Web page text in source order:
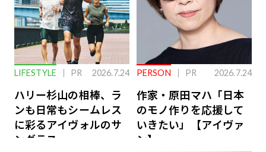
LIFESTYLE PR 2026.7.24
ハリー杉山の相棒、ラ
ンも日常もシームレス
に彩るアイヴォルのサ
ングラス
PERSON PR 2026.7.24
作家・原田マハ「日本
のモノ作りを応援して
いきたい」【アイヴァ
ン】